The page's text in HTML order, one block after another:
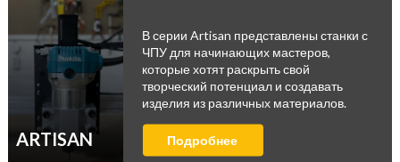
ARTISAN
В серии Artisan представлены станки с
ЧПУ для начинающих мастеров,
которые хотят раскрыть свой
творческий потенциал и создавать
изделия из различных материалов.
Подробнее